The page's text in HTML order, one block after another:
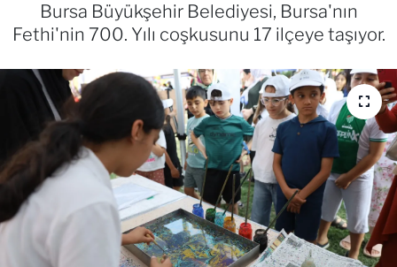
Bursa Büyükşehir Belediyesi, Bursa'nın
Fethi'nin 700. Yılı coşkusunu 17 ilçeye taşıyor.